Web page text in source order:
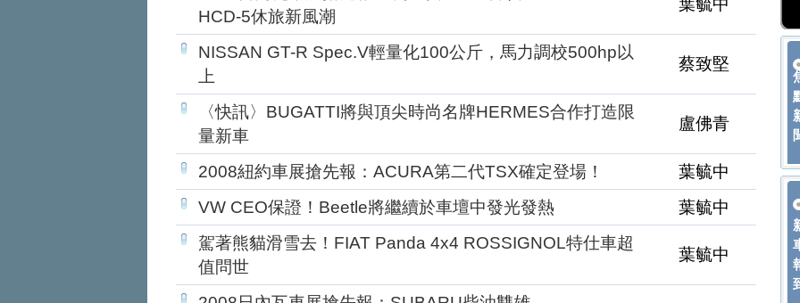
HCD-5休旅新風潮
葉毓中
NISSAN GT-R Spec.V輕量化100公斤，馬力調校500hp以
上
蔡致堅
〈快訊〉BUGATTI將與頂尖時尚名牌HERMES合作打造限
量新車
盧佛青
2008紐約車展搶先報：ACURA第二代TSX確定登場！
葉毓中
VW CEO保證！Beetle將繼續於車壇中發光發熱
葉毓中
駕著熊貓滑雪去！FIAT Panda 4x4 ROSSIGNOL特仕車超
值問世
葉毓中